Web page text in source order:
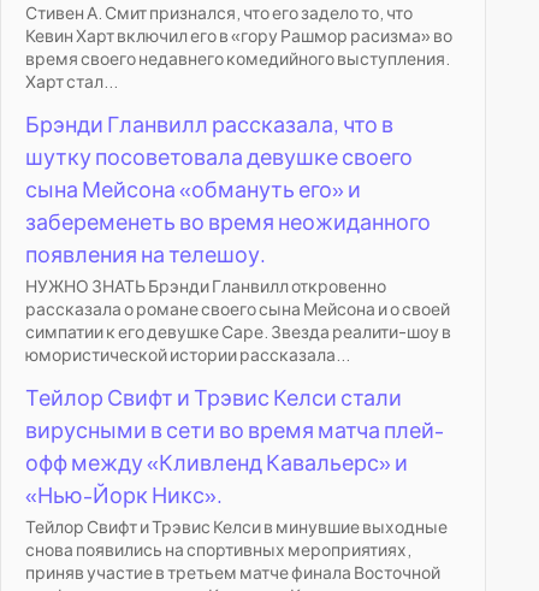
Стивен А. Смит признался, что его задело то, что
Кевин Харт включил его в «гору Рашмор расизма» во
время своего недавнего комедийного выступления.
Харт стал...
Брэнди Гланвилл рассказала, что в
шутку посоветовала девушке своего
сына Мейсона «обмануть его» и
забеременеть во время неожиданного
появления на телешоу.
НУЖНО ЗНАТЬ Брэнди Гланвилл откровенно
рассказала о романе своего сына Мейсона и о своей
симпатии к его девушке Саре. Звезда реалити-шоу в
юмористической истории рассказала...
Тейлор Свифт и Трэвис Келси стали
вирусными в сети во время матча плей-
офф между «Кливленд Кавальерс» и
«Нью-Йорк Никс».
Тейлор Свифт и Трэвис Келси в минувшие выходные
снова появились на спортивных мероприятиях,
приняв участие в третьем матче финала Восточной